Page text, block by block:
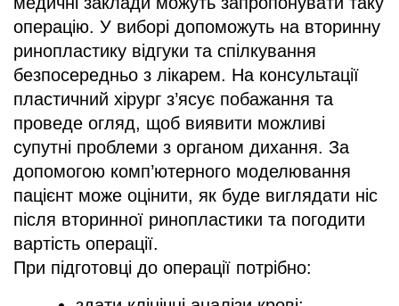
операцію. У виборі допоможуть на вторинну
ринопластику відгуки та спілкування
безпосередньо з лікарем. На консультації
пластичний хірург з’ясує побажання та
проведе огляд, щоб виявити можливі
супутні проблеми з органом дихання. За
допомогою комп’ютерного моделювання
пацієнт може оцінити, як буде виглядати ніс
після вторинної ринопластики та погодити
вартість операції.
При підготовці до операції потрібно: